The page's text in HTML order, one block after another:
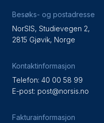
Besøks- og postadresse
NorSIS, Studievegen 2,
2815 Gjøvik, Norge
Kontaktinformasjon
Telefon: 40 00 58 99
E-post: post@norsis.no
Fakturainformasjon